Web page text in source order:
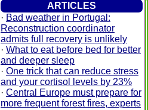
ARTICLES
· Bad weather in Portugal:
Reconstruction coordinator
admits full recovery is unlikely
· What to eat before bed for better
and deeper sleep
· One trick that can reduce stress
and your cortisol levels by 23%
· Central Europe must prepare for
more frequent forest fires, experts